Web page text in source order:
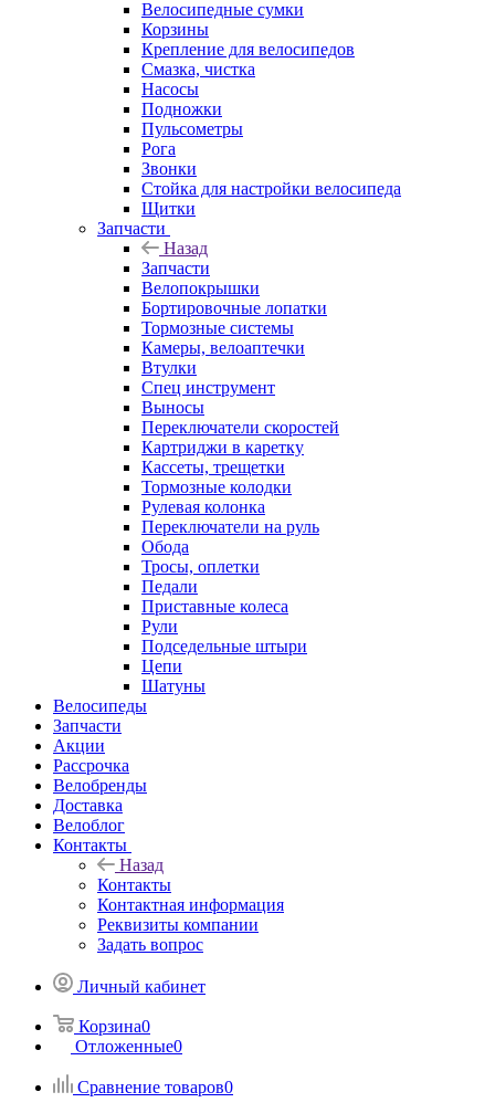
Велосипедные сумки
Корзины
Крепление для велосипедов
Смазка, чистка
Насосы
Подножки
Пульсометры
Рога
Звонки
Стойка для настройки велосипеда
Щитки
Запчасти
Назад
Запчасти
Велопокрышки
Бортировочные лопатки
Тормозные системы
Камеры, велоаптечки
Втулки
Спец инструмент
Выносы
Переключатели скоростей
Картриджи в каретку
Кассеты, трещетки
Тормозные колодки
Рулевая колонка
Переключатели на руль
Обода
Тросы, оплетки
Педали
Приставные колеса
Рули
Подседельные штыри
Цепи
Шатуны
Велосипеды
Запчасти
Акции
Рассрочка
Велобренды
Доставка
Велоблог
Контакты
Назад
Контакты
Контактная информация
Реквизиты компании
Задать вопрос
Личный кабинет
Корзина0
Отложенные0
Сравнение товаров0